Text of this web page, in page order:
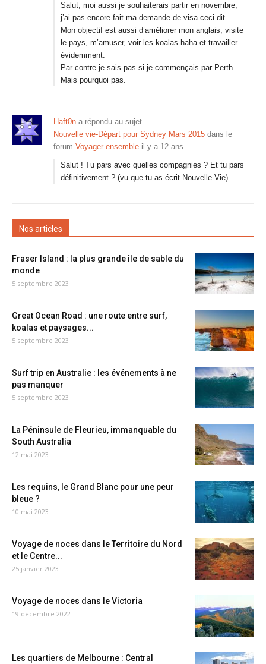
Salut, moi aussi je souhaiterais partir en novembre,
j’ai pas encore fait ma demande de visa ceci dit.
Mon objectif est aussi d’améliorer mon anglais, visite
le pays, m’amuser, voir les koalas haha et travailler
évidemment.
Par contre je sais pas si je commençais par Perth.
Mais pourquoi pas.
Haft0n a répondu au sujet
Nouvelle vie-Départ pour Sydney Mars 2015 dans le
forum Voyager ensemble il y a 12 ans
Salut ! Tu pars avec quelles compagnies ? Et tu pars
définitivement ? (vu que tu as écrit Nouvelle-Vie).
Nos articles
Fraser Island : la plus grande île de sable du
monde
5 septembre 2023
Great Ocean Road : une route entre surf,
koalas et paysages...
5 septembre 2023
Surf trip en Australie : les événements à ne
pas manquer
5 septembre 2023
La Péninsule de Fleurieu, immanquable du
South Australia
12 mai 2023
Les requins, le Grand Blanc pour une peur
bleue ?
10 mai 2023
Voyage de noces dans le Territoire du Nord
et le Centre...
25 janvier 2023
Voyage de noces dans le Victoria
19 décembre 2022
Les quartiers de Melbourne : Central